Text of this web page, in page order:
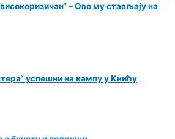
– Ово му стављају на
успешни на кампу у Книћу